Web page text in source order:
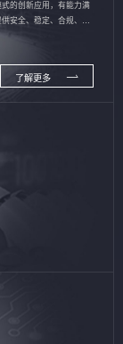
的创新应用，有能力满
安全、稳定、合规、持
了解更多